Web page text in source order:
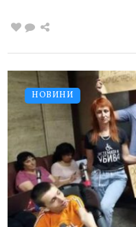
НОВИНИ